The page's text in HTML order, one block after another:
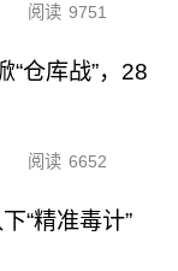
阅读 9751
“仓库战”，28
阅读 6652
“精准毒计”